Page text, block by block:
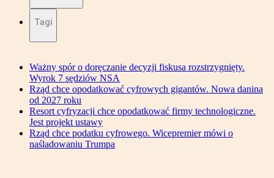
Tagi
Ważny spór o doręczanie decyzji fiskusa rozstrzygnięty.
Wyrok 7 sędziów NSA
Rząd chce opodatkować cyfrowych gigantów. Nowa danina
od 2027 roku
Resort cyfryzacji chce opodatkować firmy technologiczne.
Jest projekt ustawy
Rząd chce podatku cyfrowego. Wicepremier mówi o
naśladowaniu Trumpa